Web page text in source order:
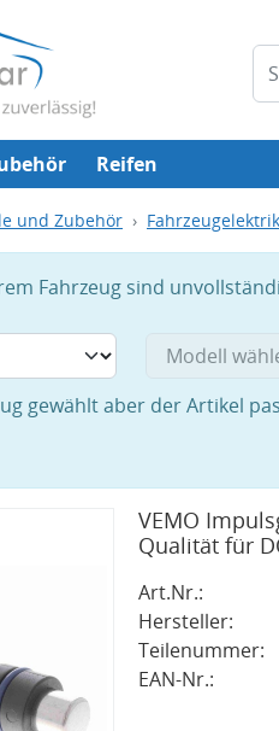
Reifen
und Zubehör Fahrzeugelektrik
Fahrzeug sind
gewählt aber der Artikel
VEMO
Qualität für
Art.Nr.:
Hersteller:
Teilenummer:
EAN-Nr.: